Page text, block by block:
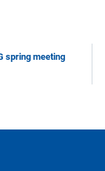
spring meeting